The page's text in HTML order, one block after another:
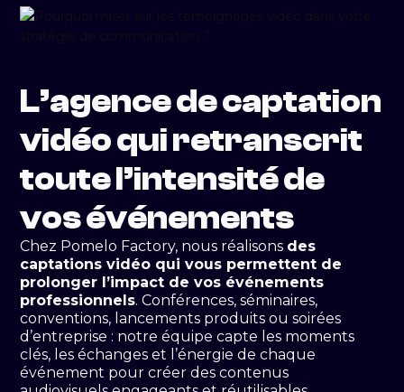
L’agence de captation
vidéo qui retranscrit
toute l’intensité de
vos événements
Chez Pomelo Factory, nous réalisons des
captations vidéo qui vous permettent de
prolonger l’impact de vos événements
professionnels. Conférences, séminaires,
conventions, lancements produits ou soirées
d’entreprise : notre équipe capte les moments
clés, les échanges et l’énergie de chaque
événement pour créer des contenus